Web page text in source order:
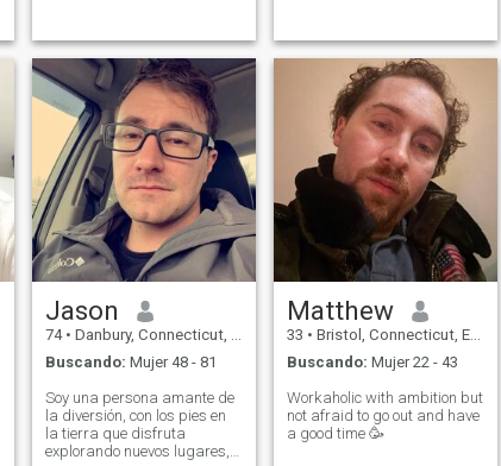
firm, God has
conocido! Así que por favor
no preguntes, ¡no suced
Jason
74 • Danbury, Connecticut, Estados Unidos
Buscando: Mujer 48 - 81
Soy una persona amante de
la diversión, con los pies en
la tierra que disfruta
explorando nuevos lugares,
Matthew
33 • Bristol, Connecticut, Estados Unidos
Buscando: Mujer 22 - 43
Workaholic with ambition but
not afraid to go out and have
a good time 🥳